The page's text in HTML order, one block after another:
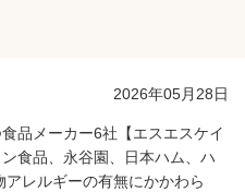
2026年05月28日
品メーカー6社【エスエスケイ
食品、永谷園、日本ハム、ハ
レルギーの有無にかかわら